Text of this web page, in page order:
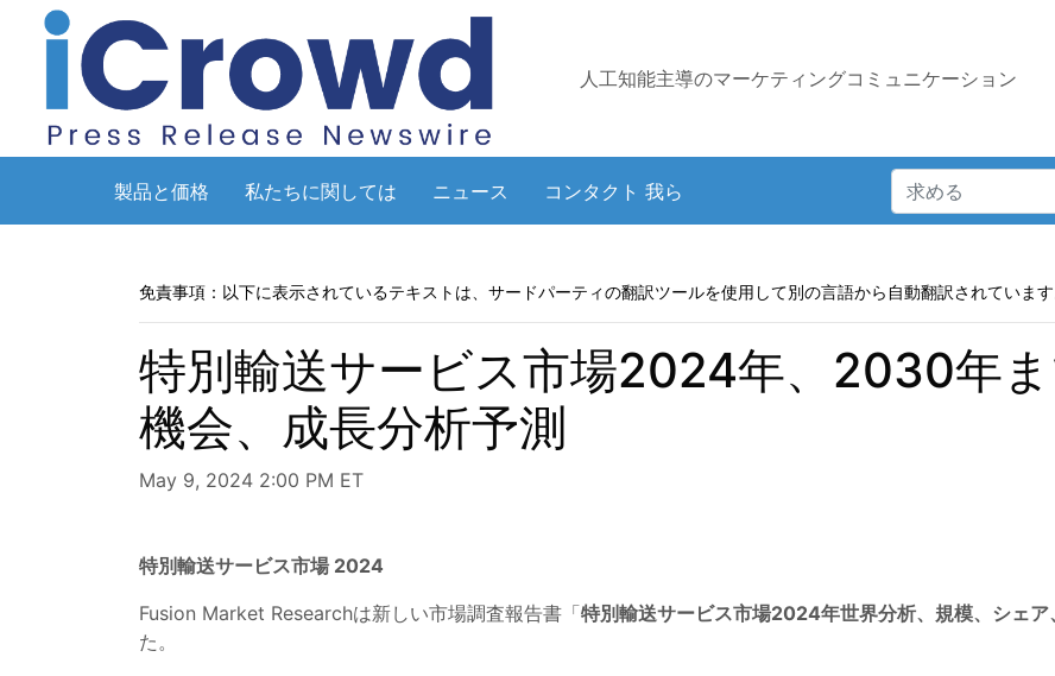
人工知能主導のマーケティングコミュニケーション
製品と価格 私たちに関しては ニュース コンタクト 我ら
免責事項：以下に表示されているテキストは、サードパーティの翻訳ツールを使用して別の言語から自動翻訳されています
特別輸送サービス市場2024年、2030年ま
機会、成長分析予測
May 9, 2024 2:00 PM ET
特別輸送サービス市場 2024
Fusion Market Researchは新しい市場調査報告書「特別輸送サービス市場2024年世界分析、規模、シェ
た。